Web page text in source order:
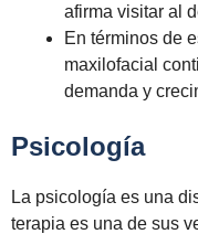
afirma visitar al
En términos de
maxilofacial
demanda y
Psicología
La psicología es una
terapia es una de sus